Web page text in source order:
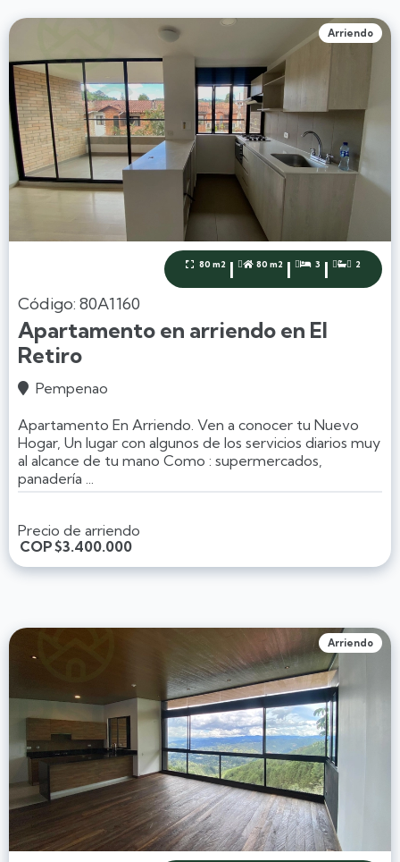
Arriendo
 80 m2 |  80 m2 |  3 |  2
Código: 80A1160
Apartamento en arriendo en El
Retiro
 Pempenao
Apartamento En Arriendo. Ven a conocer tu Nuevo
Hogar, Un lugar con algunos de los servicios diarios muy
al alcance de tu mano Como : supermercados,
panadería ...
Precio de arriendo
COP$3.400.000
Arriendo